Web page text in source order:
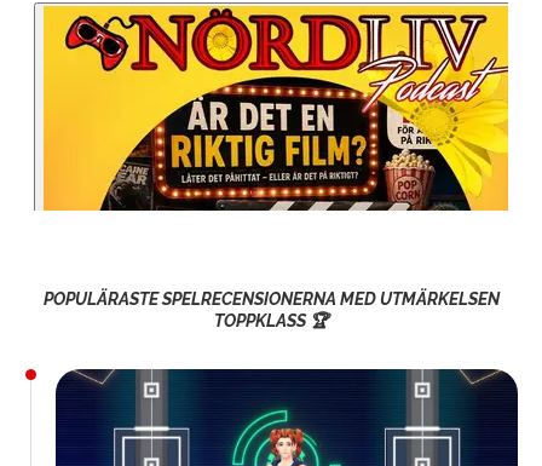
POPULÄRASTE SPELRECENSIONERNA MED UTMÄRKELSEN
TOPPKLASS 🏆